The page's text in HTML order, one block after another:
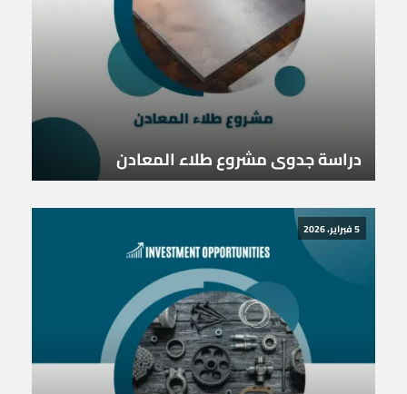
دراسة جدوى مشروع طلاء المعادن
5 فبراير، 2026